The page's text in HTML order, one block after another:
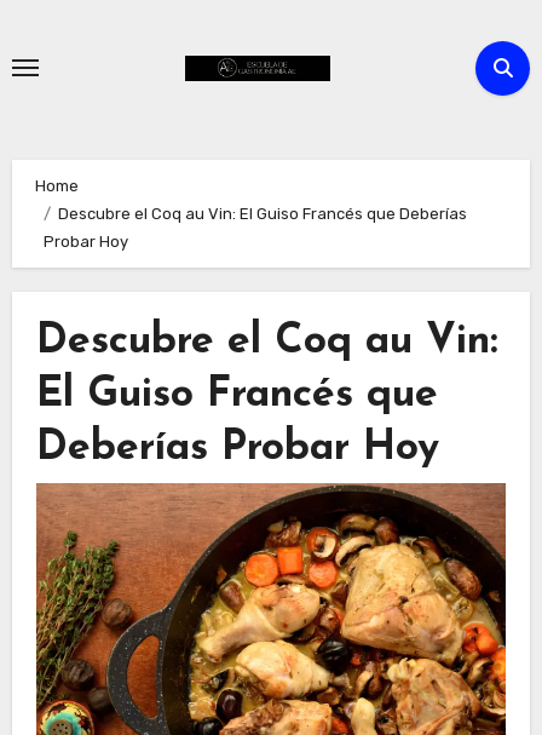
content
Home
Descubre el Coq au Vin: El Guiso Francés que Deberías
Probar Hoy
Descubre el Coq au Vin:
El Guiso Francés que
Deberías Probar Hoy